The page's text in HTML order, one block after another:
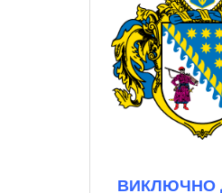
ВИКЛЮЧНО